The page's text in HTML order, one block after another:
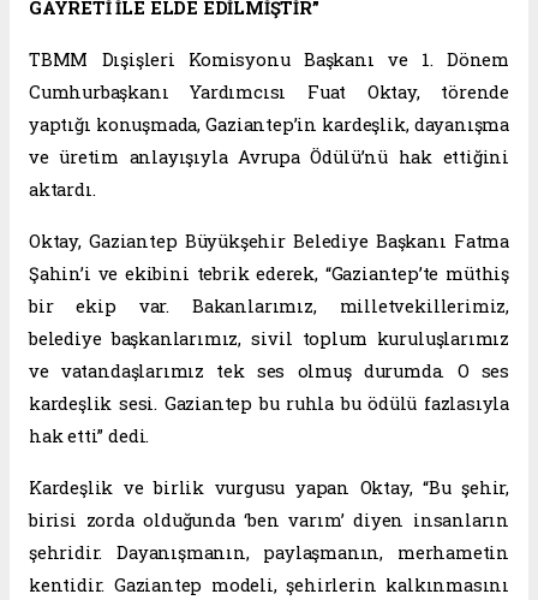
GAYRETİ İLE ELDE EDİLMİŞTİR”
TBMM Dışişleri Komisyonu Başkanı ve 1. Dönem
Cumhurbaşkanı Yardımcısı Fuat Oktay, törende
yaptığı konuşmada, Gaziantep’in kardeşlik, dayanışma
ve üretim anlayışıyla Avrupa Ödülü’nü hak ettiğini
aktardı.
Oktay, Gaziantep Büyükşehir Belediye Başkanı Fatma
Şahin’i ve ekibini tebrik ederek, “Gaziantep’te müthiş
bir ekip var. Bakanlarımız, milletvekillerimiz,
belediye başkanlarımız, sivil toplum kuruluşlarımız
ve vatandaşlarımız tek ses olmuş durumda. O ses
kardeşlik sesi. Gaziantep bu ruhla bu ödülü fazlasıyla
hak etti” dedi.
Kardeşlik ve birlik vurgusu yapan Oktay, “Bu şehir,
birisi zorda olduğunda ‘ben varım’ diyen insanların
şehridir. Dayanışmanın, paylaşmanın, merhametin
kentidir. Gaziantep modeli, şehirlerin kalkınmasını